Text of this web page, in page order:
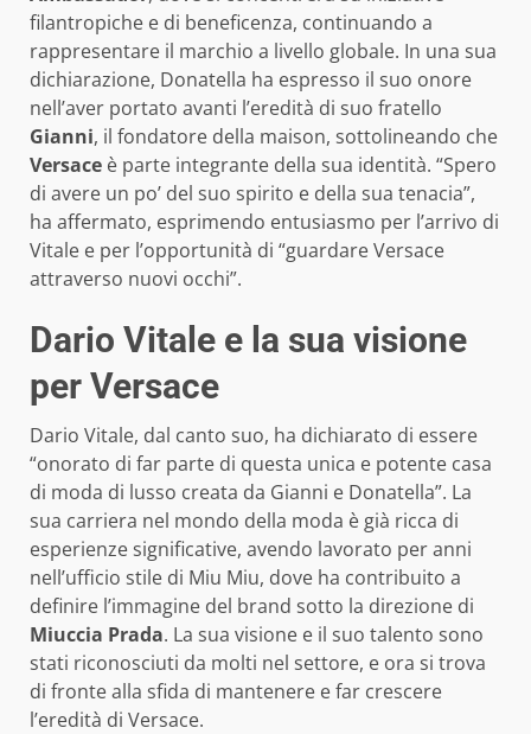
filantropiche e di beneficenza, continuando a
rappresentare il marchio a livello globale. In una sua
dichiarazione, Donatella ha espresso il suo onore
nell’aver portato avanti l’eredità di suo fratello
Gianni, il fondatore della maison, sottolineando che
Versace è parte integrante della sua identità. “Spero
di avere un po’ del suo spirito e della sua tenacia”,
ha affermato, esprimendo entusiasmo per l’arrivo di
Vitale e per l’opportunità di “guardare Versace
attraverso nuovi occhi”.
Dario Vitale e la sua visione
per Versace
Dario Vitale, dal canto suo, ha dichiarato di essere
“onorato di far parte di questa unica e potente casa
di moda di lusso creata da Gianni e Donatella”. La
sua carriera nel mondo della moda è già ricca di
esperienze significative, avendo lavorato per anni
nell’ufficio stile di Miu Miu, dove ha contribuito a
definire l’immagine del brand sotto la direzione di
Miuccia Prada. La sua visione e il suo talento sono
stati riconosciuti da molti nel settore, e ora si trova
di fronte alla sfida di mantenere e far crescere
l’eredità di Versace.